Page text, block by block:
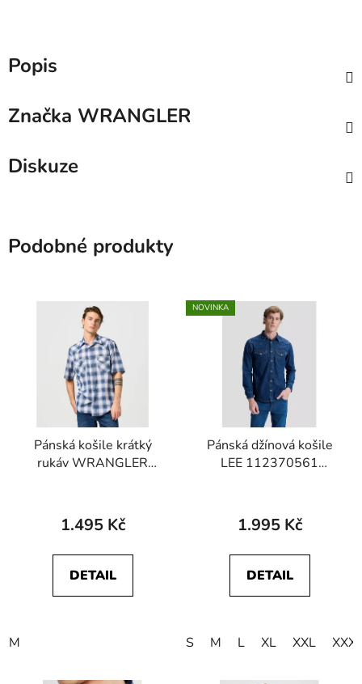
Popis
Značka WRANGLER
Diskuze
Podobné produkty
Pánská košile krátký
rukáv WRANGLER
Shadow
1.495 Kč
DETAIL
M
NOVINKA
Pánská džínová košile
LEE 112370561
1.995 Kč
DETAIL
S M L XL XXL